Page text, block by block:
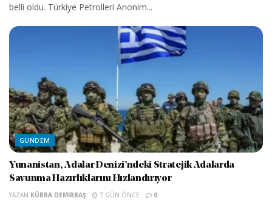
belli oldu. Türkiye Petrolleri Anonim...
GÜNDEM
Yunanistan, Adalar Denizi’ndeki Stratejik Adalarda
Savunma Hazırlıklarını Hızlandırıyor
YAZAN KÜBRA DEMIRBAŞ 7 GÜN ÖNCE 0